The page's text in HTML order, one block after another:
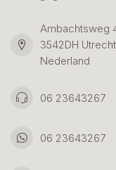
Ambachtsweg
3542DH Utrecht
Nederland
06 23643267
06 23643267